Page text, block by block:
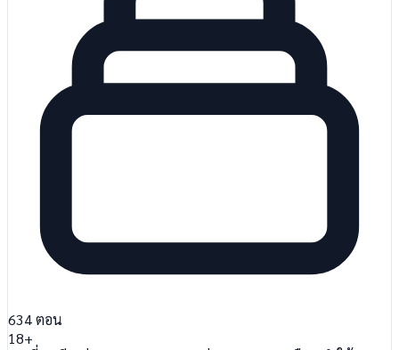
634ตอน
18+